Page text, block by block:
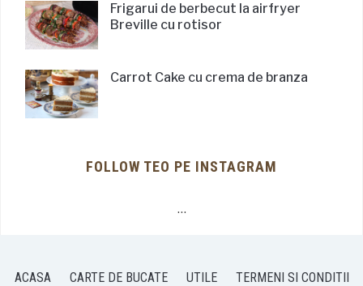
Frigarui de berbecut la airfryer
Breville cu rotisor
Carrot Cake cu crema de branza
FOLLOW TEO PE INSTAGRAM
…
ACASA CARTE DE BUCATE UTILE TERMENI SI CONDITII